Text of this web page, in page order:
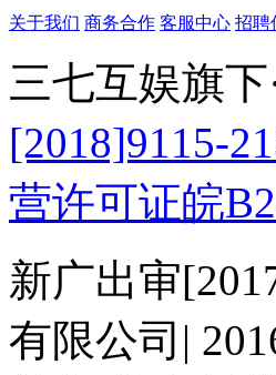
关于我们 商务合作 客服中心 招聘
三七互娱旗
[2018]9115-
营许可证皖
新广出审
有限公司 |